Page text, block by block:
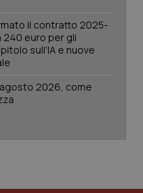
il contratto 2025-
240 euro per gli
sull'IA e nuove
2026, come